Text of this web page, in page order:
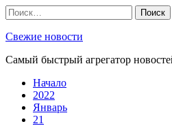
Skip
to
content
Найти:
Свежие новости
Самый быстрый агрегатор
Начало
2022
Январь
21